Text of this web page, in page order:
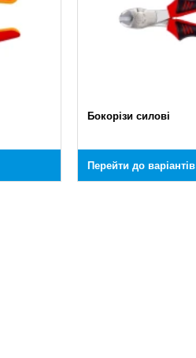
Бокорізи силові
Перейти до варіантів